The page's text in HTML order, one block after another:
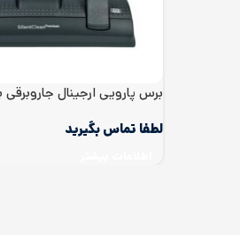
برس پارویی ارجینال